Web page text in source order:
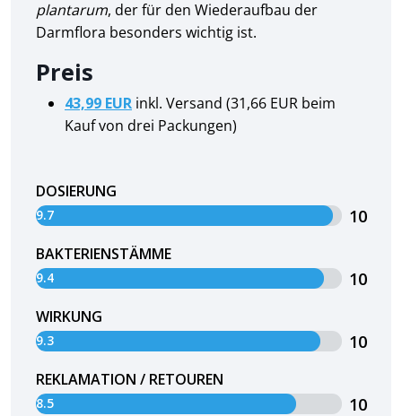
plantarum, der für den Wiederaufbau der
Darmflora besonders wichtig ist.
Preis
43,99 EUR inkl. Versand (31,66 EUR beim
Kauf von drei Packungen)
DOSIERUNG
9.7 10
BAKTERIENSTÄMME
9.4 10
WIRKUNG
9.3 10
REKLAMATION / RETOUREN
8.5 10